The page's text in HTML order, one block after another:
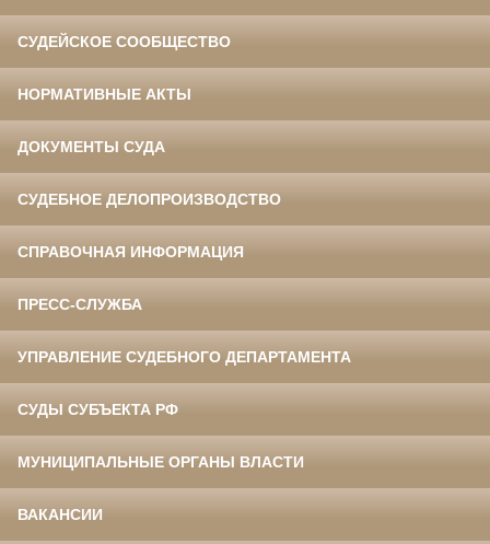
СУДЕЙСКОЕ СООБЩЕСТВО
НОРМАТИВНЫЕ АКТЫ
ДОКУМЕНТЫ СУДА
СУДЕБНОЕ ДЕЛОПРОИЗВОДСТВО
СПРАВОЧНАЯ ИНФОРМАЦИЯ
ПРЕСС-СЛУЖБА
УПРАВЛЕНИЕ СУДЕБНОГО ДЕПАРТАМЕНТА
СУДЫ СУБЪЕКТА РФ
МУНИЦИПАЛЬНЫЕ ОРГАНЫ ВЛАСТИ
ВАКАНСИИ